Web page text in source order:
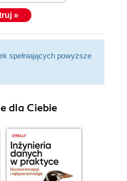
»
spełniających powyższe
dla Ciebie